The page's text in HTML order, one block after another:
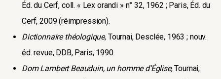
Éd. du Cerf, coll. « Lex orandi » n° 32, 1962 ; Paris, Éd. du
Cerf, 2009 (réimpression).
Dictionnaire théologique, Tournai, Desclée, 1963 ; nouv.
éd. revue, DDB, Paris, 1990.
Dom Lambert Beauduin, un homme d’Église, Tournai,